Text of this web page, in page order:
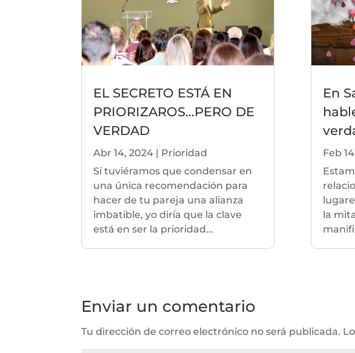
EL SECRETO ESTÁ EN
PRIORIZAROS…PERO DE
VERDAD
Abr 14, 2024 | Prioridad
Si tuviéramos que condensar en
una única recomendación para
hacer de tu pareja una alianza
imbatible, yo diría que la clave
está en ser la prioridad...
En
Feb
la
Enviar un comentario
Tu dirección de correo electrónico no será publicada.